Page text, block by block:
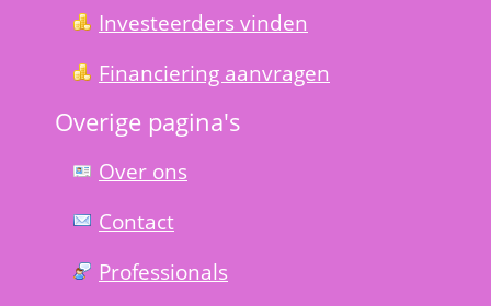
Investeerders vinden
Financiering aanvragen
Overige pagina's
Over ons
Contact
Professionals